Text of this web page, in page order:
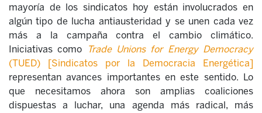
mayoría de los sindicatos hoy están involucrados en
algún tipo de lucha antiausteridad y se unen cada vez
más a la campaña contra el cambio climático.
Iniciativas como
Trade Unions for Energy Democracy
(TUED) [Sindicatos por la Democracia Energética]
representan avances importantes en este sentido. Lo
que necesitamos ahora son amplias coaliciones
dispuestas a luchar, una agenda más radical, más